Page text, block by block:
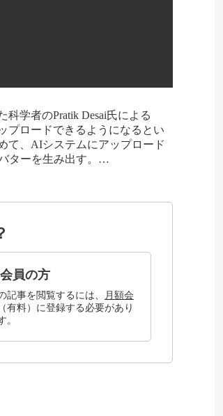
学者のPratik Desai氏による
プロードできるようになるとい
て、AIシステムにアップロード
ターを生み出す。…
員の方
記事を閲覧するには、
月額会
（有料）に登録する必要があり
。